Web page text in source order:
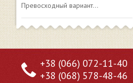
Превосходный вариант...
+38 (066) 072-11-40
+38 (068) 578-48-46